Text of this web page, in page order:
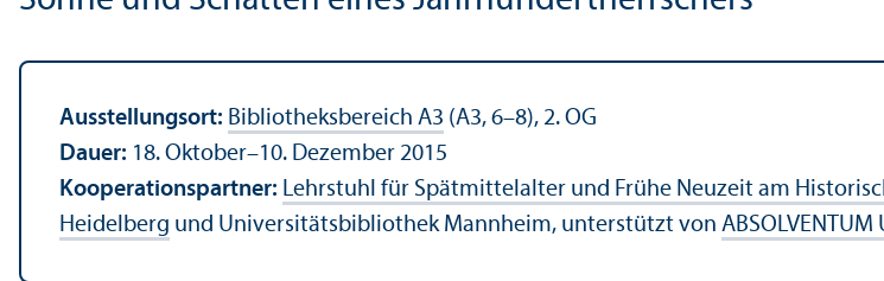
Ausstellungsort: Bibliotheksbereich A3 (A3, 6–8), 2. OG
Dauer: 18. Oktober–10. Dezember 2015
Kooperationspartner: Lehrstuhl für Spätmittelalter und Frühe Neuzeit am
Heidelberg und Universitätsbibliothek Mannheim, unterstützt von